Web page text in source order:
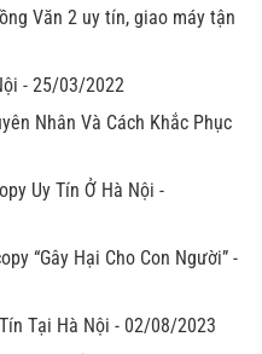
Văn 2 uy tín, giao máy tận
- 25/03/2022
Nhân Và Cách Khắc Phục
Uy Tín Ở Hà Nội -
“Gây Hại Cho Con Người”-
Tại Hà Nội - 02/08/2023